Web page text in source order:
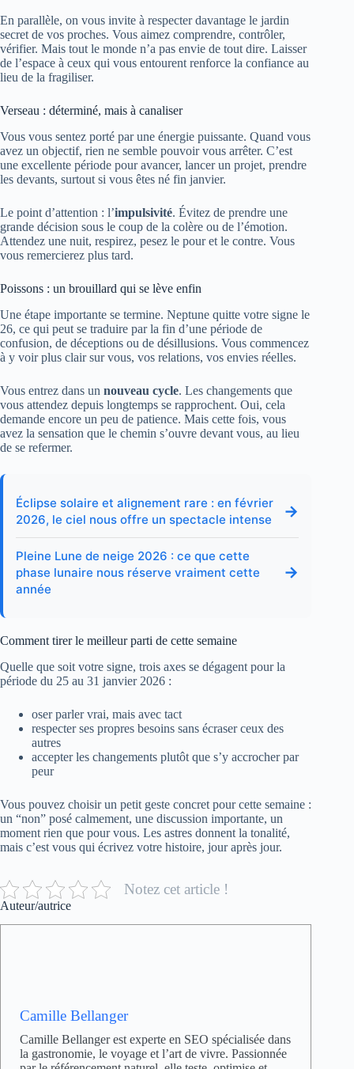
En parallèle, on vous invite à respecter davantage le jardin
secret de vos proches. Vous aimez comprendre, contrôler,
vérifier. Mais tout le monde n’a pas envie de tout dire. Laisser
de l’espace à ceux qui vous entourent renforce la confiance au
lieu de la fragiliser.
Verseau : déterminé, mais à canaliser
Vous vous sentez porté par une énergie puissante. Quand vous
avez un objectif, rien ne semble pouvoir vous arrêter. C’est
une excellente période pour avancer, lancer un projet, prendre
les devants, surtout si vous êtes né fin janvier.
Le point d’attention : l’impulsivité. Évitez de prendre une
grande décision sous le coup de la colère ou de l’émotion.
Attendez une nuit, respirez, pesez le pour et le contre. Vous
vous remercierez plus tard.
Poissons : un brouillard qui se lève enfin
Une étape importante se termine. Neptune quitte votre signe le
26, ce qui peut se traduire par la fin d’une période de
confusion, de déceptions ou de désillusions. Vous commencez
à y voir plus clair sur vous, vos relations, vos envies réelles.
Vous entrez dans un nouveau cycle. Les changements que
vous attendez depuis longtemps se rapprochent. Oui, cela
demande encore un peu de patience. Mais cette fois, vous
avez la sensation que le chemin s’ouvre devant vous, au lieu
de se refermer.
Éclipse solaire et alignement rare : en février
2026, le ciel nous offre un spectacle intense
→
Pleine Lune de neige 2026 : ce que cette
phase lunaire nous réserve vraiment cette
année
→
Comment tirer le meilleur parti de cette semaine
Quelle que soit votre signe, trois axes se dégagent pour la
période du 25 au 31 janvier 2026 :
oser parler vrai, mais avec tact
respecter ses propres besoins sans écraser ceux des
autres
accepter les changements plutôt que s’y accrocher par
peur
Vous pouvez choisir un petit geste concret pour cette semaine :
un “non” posé calmement, une discussion importante, un
moment rien que pour vous. Les astres donnent la tonalité,
mais c’est vous qui écrivez votre histoire, jour après jour.
Notez cet article !
Auteur/autrice
Camille Bellanger
Camille Bellanger est experte en SEO spécialisée dans
la gastronomie, le voyage et l’art de vivre. Passionnée